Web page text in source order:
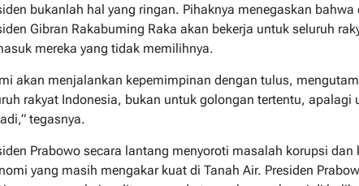
bukanlah hal yang ringan. Pihaknya menegaskan bahwa
Gibran Rakabuming Raka akan bekerja untuk seluruh
mereka yang tidak memilihnya.
akan menjalankan kepemimpinan dengan tulus,
rakyat Indonesia, bukan untuk golongan tertentu, apalagi
tegasnya.
Prabowo secara lantang menyoroti masalah korupsi dan
yang masih mengakar kuat di Tanah Air. Presiden